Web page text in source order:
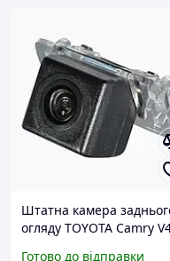
Штатна камера
огляду TOYOTA Camry
Готово до відправки